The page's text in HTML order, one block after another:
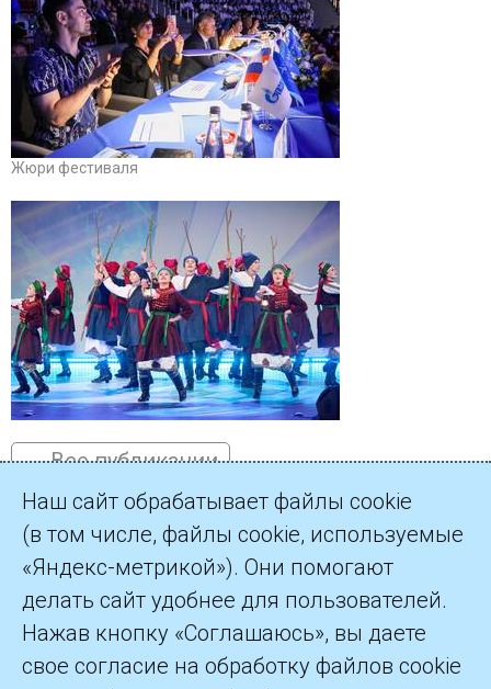
Жюри фестиваля
← Все публикации
©2026 ПАО «Газпром»
Контакты
Наш сайт обрабатывает файлы cookie
(в том числе, файлы cookie, используемые
«Яндекс-метрикой»). Они помогают
делать сайт удобнее для пользователей.
Нажав кнопку «Соглашаюсь», вы даете
свое согласие на обработку файлов cookie